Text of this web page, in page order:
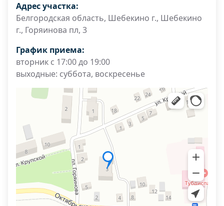
Адрес участка:
Белгородская область, Шебекино г., Шебекино
г., Горяинова пл, 3
График приема:
вторник с 17:00 до 19:00
выходные: суббота, воскресенье